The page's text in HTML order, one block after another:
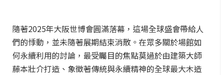
隨著2025年大阪世博會圓滿落幕，這場全球盛會帶給人
們的悸動，並未隨著展期結束消散。在眾多關於場館如
何永續利用的討論，最受矚目的焦點莫過於由建築大師
藤本壯介打造、象徵著傳統與永續精神的全球最大木造